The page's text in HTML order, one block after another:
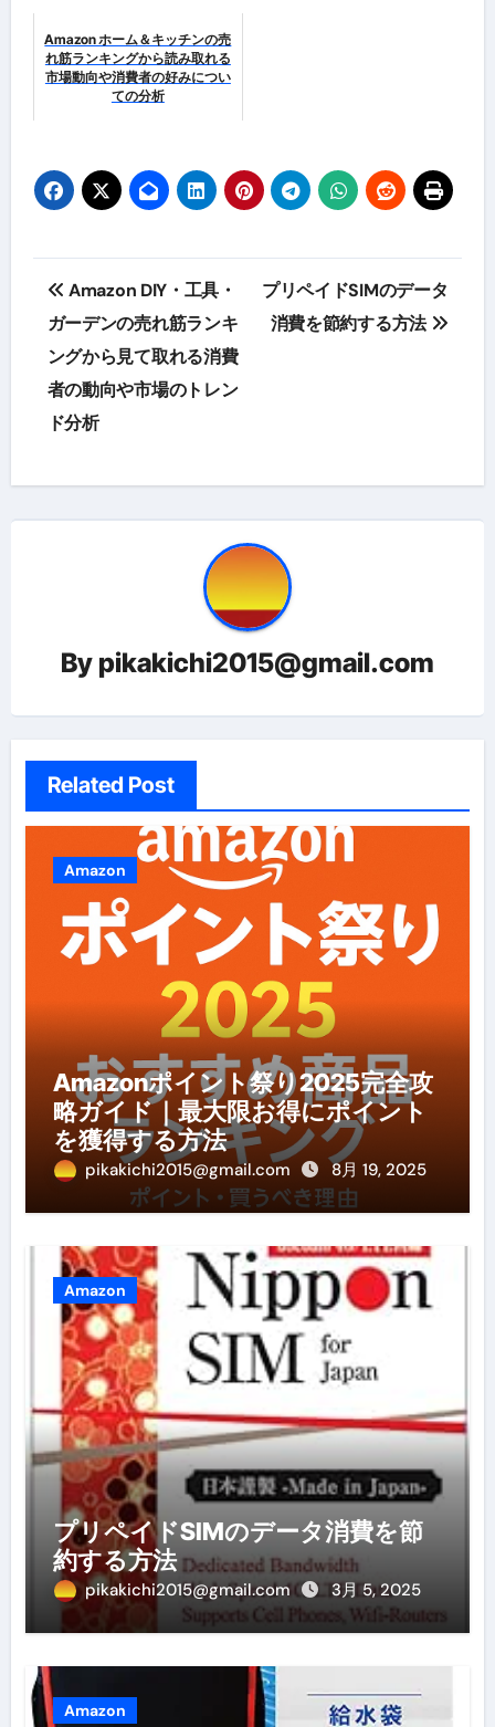
Amazon ホーム＆キッチンの売
れ筋ランキングから読み取れる
市場動向や消費者の好みについ
ての分析
投
稿
ナ
ビ
ン
Amazon DIY・工具・
ガーデンの売れ筋ランキ
ングから見て取れる消費
者の動向や市場のトレン
ド分析
プリペイドSIMのデータ
消費を節約する方法
By pikakichi2015@gmail.com
Related Post
Amazon
Amazonポイント祭り2025完全攻
略ガイド｜最大限お得にポイント
を獲得する方法
pikakichi2015@gmail.com 8月 19, 2025
Amazon
プリペイドSIMのデータ消費を節
約する方法
pikakichi2015@gmail.com 3月 5, 2025
Amazon